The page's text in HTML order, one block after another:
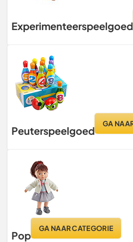
Experimenteerspeelgoed
Peuterspeelgoed
GA
Pop
GA NAAR CATEGORIE